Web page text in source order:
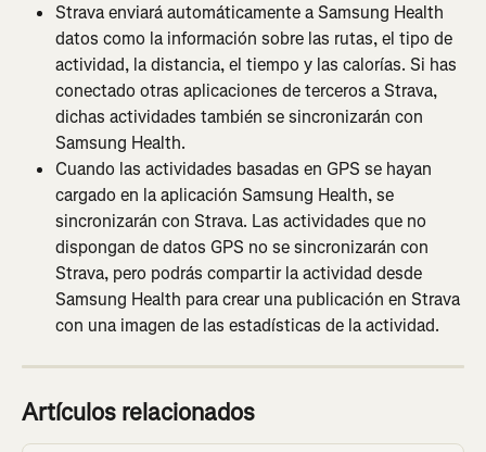
Strava enviará automáticamente a Samsung Health
datos como la información sobre las rutas, el tipo de
actividad, la distancia, el tiempo y las calorías. Si has
conectado otras aplicaciones de terceros a Strava,
dichas actividades también se sincronizarán con
Samsung Health.
Cuando las actividades basadas en GPS se hayan
cargado en la aplicación Samsung Health, se
sincronizarán con Strava. Las actividades que no
dispongan de datos GPS no se sincronizarán con
Strava, pero podrás compartir la actividad desde
Samsung Health para crear una publicación en Strava
con una imagen de las estadísticas de la actividad.
Artículos relacionados